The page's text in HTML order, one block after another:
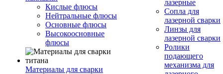
Кислые флюсы
Нейтральные флюсы
Основные флюсы
Высокоосновные
флюсы
Материалы для сварки
лазерные
Сопла для
лазерной сварки
Линзы для
лазерной сварки
Ролики
подающего
механизма для